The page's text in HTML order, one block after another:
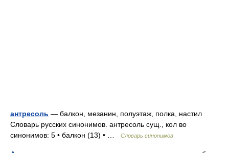
антресоль — балкон, мезанин, полуэтаж, полка, настил
Словарь русских синонимов. антресоль сущ., кол во
синонимов: 5 • балкон (13) • …
Словарь синонимов